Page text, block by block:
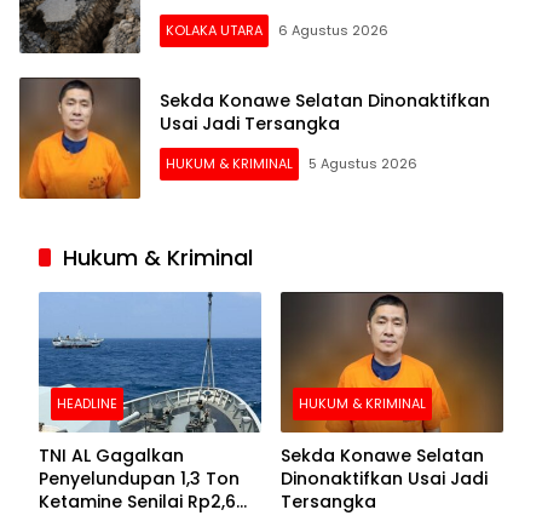
KOLAKA UTARA 6 Agustus 2026
Sekda Konawe Selatan Dinonaktifkan
Usai Jadi Tersangka
HUKUM & KRIMINAL 5 Agustus 2026
Hukum & Kriminal
HEADLINE
TNI AL Gagalkan
Penyelundupan 1,3 Ton
Ketamine Senilai Rp2,6
HUKUM & KRIMINAL
Sekda Konawe Selatan
Dinonaktifkan Usai Jadi
Tersangka